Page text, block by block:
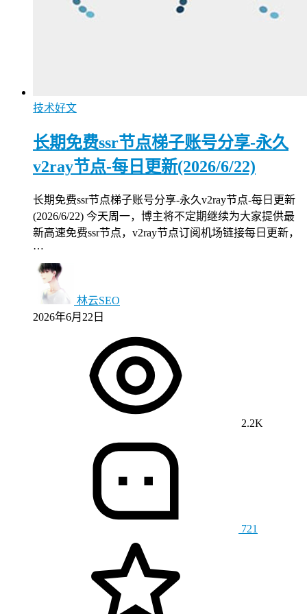
技术好文
长期免费ssr节点梯子账号分享-永久
v2ray节点-每日更新(2026/6/22)
长期免费ssr节点梯子账号分享-永久v2ray节点-每日更新
(2026/6/22) 今天周一，博主将不定期继续为大家提供最
新高速免费ssr节点，v2ray节点订阅机场链接每日更新，
…
林云SEO
2026年6月22日
2.2K
721